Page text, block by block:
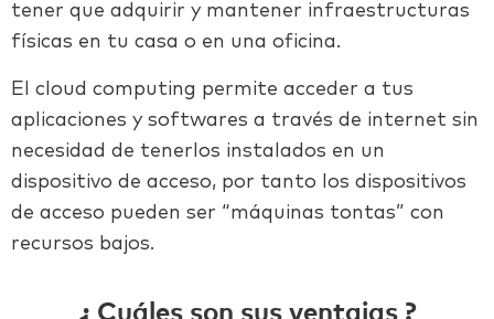
tener que adquirir y mantener infraestructuras
físicas en tu casa o en una oficina.
El cloud computing permite acceder a tus
aplicaciones y softwares a través de internet sin
necesidad de tenerlos instalados en un
dispositivo de acceso, por tanto los dispositivos
de acceso pueden ser “máquinas tontas” con
recursos bajos.
¿ Cuáles son sus ventajas ?